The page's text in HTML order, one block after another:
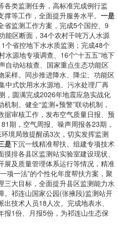
类监测任务，高标准完成例行监
等工作，全面提升服务水平。 一是
省监测工作方案，完成5个国控、9
能区断面，34个农村千吨万人水源
个省控地下水水质监测；完成48个
源地专项调查、16个“十五五”地下
自动站核查、国家重点生态功能区
采样。同步推进降水、降尘、功能区
中式饮用水水源地、污水处理厂再
，圆满完成2026年地震应急实战化
制。健全“监测+预警”联动机制，
据审核工作，发布空气质量日报、预
期，空气周报、噪声周报各23期，
境局致提醒函3次，切实发挥监测
是下沉一线精准帮扶。组建专项技术
排各县区监测站实验室建设现状、
展及质量管理体系运行等情况，精准
项一法”的个性化年度帮扶方案，聚
三大目标，全面提升县区监测能力水
。祁连山国家公园(张掖段)监测站开
技术人员18人次。完成地表水、
报1份、月报5份，为祁连山生态保